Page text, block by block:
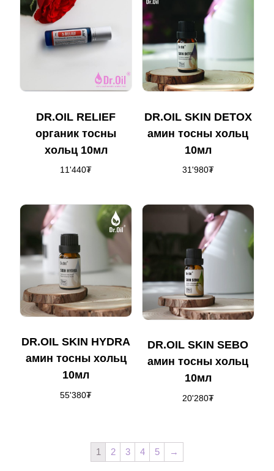
DR.OIL RELIEF
органик тосны
хольц 10мл
11'440₮
DR.OIL SKIN DETOX
амин тосны хольц
10мл
31'980₮
DR.OIL SKIN HYDRA
амин тосны хольц
10мл
55'380₮
DR.OIL SKIN SEBO
амин тосны хольц
10мл
20'280₮
1 2 3 4 5 →